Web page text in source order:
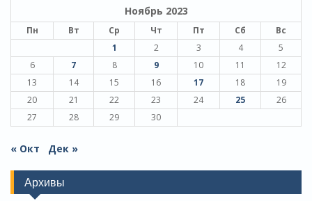
Ноябрь 2023
Пн Вт Ср Чт Пт Сб
Вс
1
2 3 4
5
6
7 8 9 10 11
12
13
14 15 16 17 18
19
20
21 22 23 24 25
26
27
28 29 30
« Окт Дек »
Архивы